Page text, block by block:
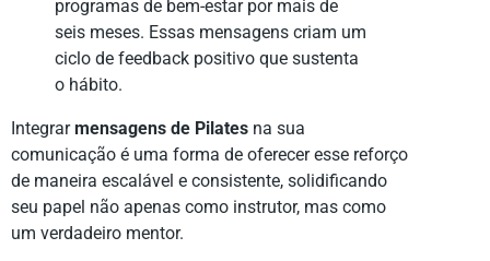
programas de bem-estar por mais de
seis meses. Essas mensagens criam um
ciclo de feedback positivo que sustenta
o hábito.
Integrarmensagens de Pilates na sua
comunicação é uma forma de oferecer esse reforço
de maneira escalável e consistente, solidificando
seu papel não apenas como instrutor, mas como
um verdadeiro mentor.